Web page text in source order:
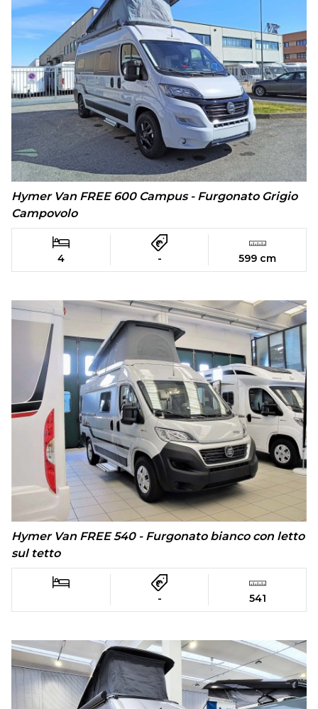
Hymer Van FREE 600 Campus - Furgonato Grigio
Campovolo
4 - 599 cm
Hymer Van FREE 540 - Furgonato bianco con letto
sul tetto
- 541